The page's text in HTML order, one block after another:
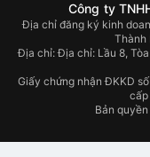
Công ty
Địa chỉ đăng ký kinh
Thành
Địa chỉ:Địa chỉ: Lầu 8,
Giấy chứng nhận ĐKKD
cấp
Bản